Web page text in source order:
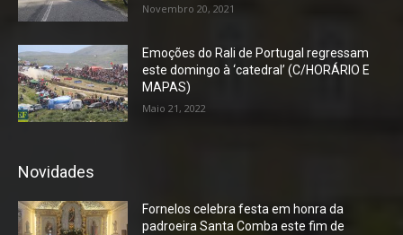
Novembro 20, 2021
Emoções do Rali de Portugal regressam
este domingo à ‘catedral’ (C/HORÁRIO E
MAPAS)
Maio 21, 2022
Novidades
Fornelos celebra festa em honra da
padroeira Santa Comba este fim de